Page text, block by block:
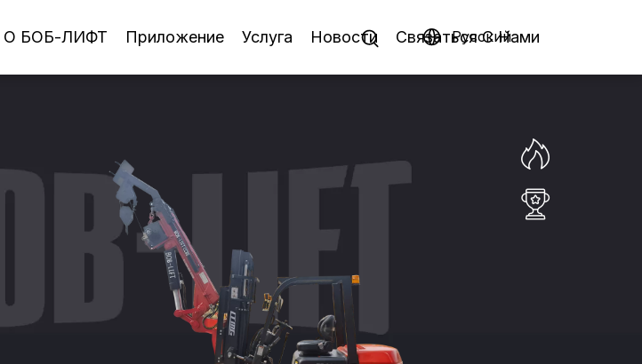
О БОБ-ЛИФТ Приложение Услуга Новости Связаться C Hами
Pусский